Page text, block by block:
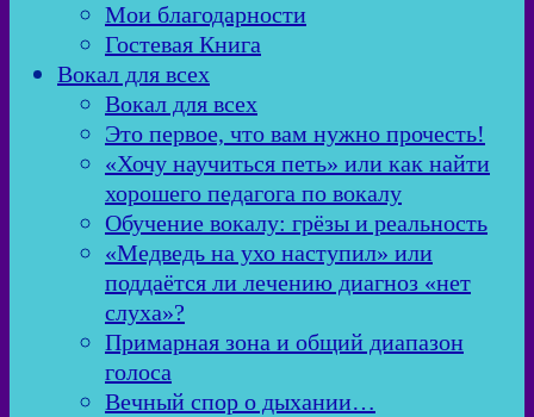
Мои благодарности
Гостевая Книга
Вокал для всех
Вокал для всех
Это первое, что вам нужно прочесть!
«Хочу научиться петь» или как найти
хорошего педагога по вокалу
Обучение вокалу: грёзы и реальность
«Медведь на ухо наступил» или
поддаётся ли лечению диагноз «нет
слуха»?
Примарная зона и общий диапазон
голоса
Вечный спор о дыхании…